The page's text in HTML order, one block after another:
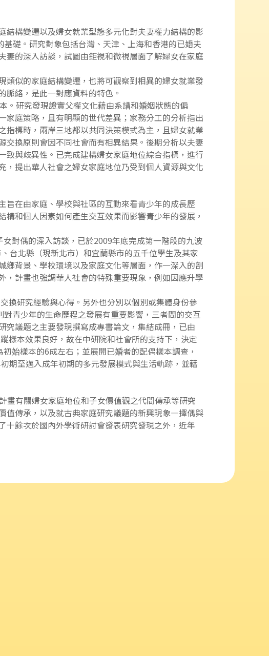
構變遷以及婦女就業型態多元化對夫妻權力結構的影
礎。研究對象包括台灣、天津、上海和香港的已婚夫
的深入訪談，試圖由鉅視和微視層面了解婦女在家庭
似的家庭結構變遷，也將可觀察到相異的婦女就業發
絡，是此一對應資料的特色。
。研究發現證實父權文化藉由系譜和婚姻狀態的偏
庭策略，且有明顯的世代差異；家務分工的分析指出
標時，兩岸三地都以共同決策模式為主，且婦女就業
換原則會因不同社會而有相異結果。後期分析以夫妻
與歧異性。已完成建構婦女家庭地位綜合指標，進行
提出華人社會之婦女家庭地位乃受到個人資源與文化
旨在由家庭、學校與社區的互動來看青少年的成長歷
和個人因素如何產生交互效果而影響青少年的發展，
對偶的深入訪談，已於2009年底完成第一階段的九波
台北縣（現新北市）和宜蘭縣市的五千位學生及其家
背景、學校環境以及家庭文化等層面，作一深入的剖
計畫也強調華人社會的特殊重要現象，例如因應升學
換研究經驗與心得。另外也分別以個別或集體身份參
青少年的生命歷程之發展有重要影響，三者間的交互
議題之主要發現撰寫成專書論文，集結成冊，已由
樣本效果良好，故在中研院和社會所的支持下，決定
始樣本的6成左右；並展開已婚者的配偶樣本調查，
期至邁入成年初期的多元發展模式與生活軌跡，並藉
畫有關婦女家庭地位和子女價值觀之代間傳承等研究
值傳承，以及就古典家庭研究議題的新興現象—擇偶與
餘次於國內外學術研討會發表研究發現之外，近年